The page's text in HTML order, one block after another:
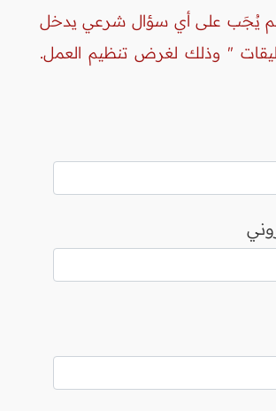
لم يُجَب على أي سؤال شرعي يدخل
" وذلك لغرض تنظيم العمل.